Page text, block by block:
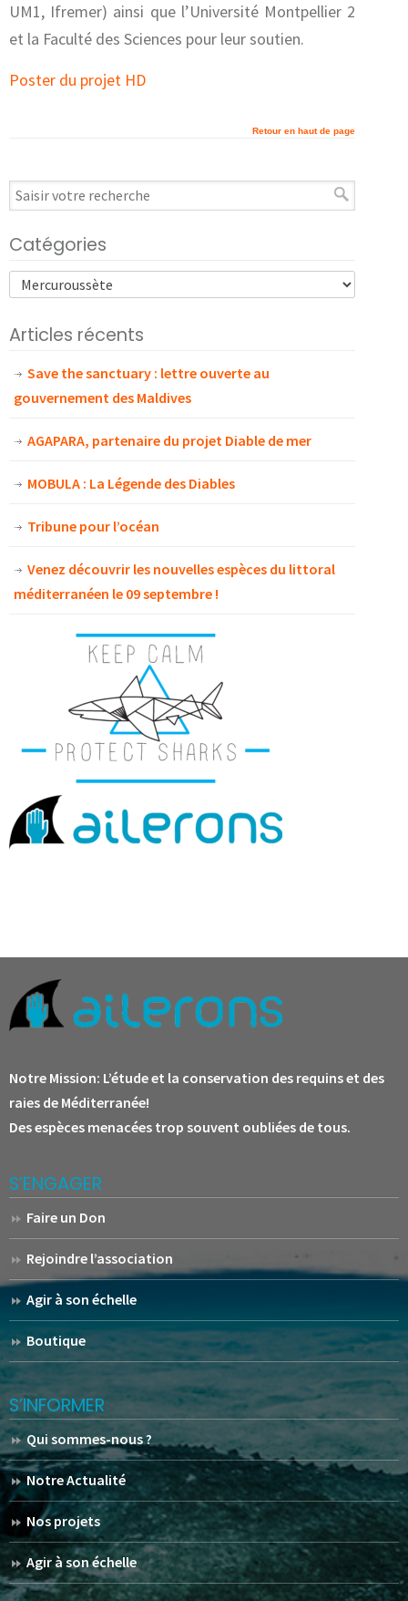
UM1, Ifremer) ainsi que l’Université Montpellier 2
et la Faculté des Sciences pour leur soutien.
Poster du projet HD
Retour en haut de page
Catégories
Articles récents
Save the sanctuary : lettre ouverte au
gouvernement des Maldives
AGAPARA, partenaire du projet Diable de mer
MOBULA : La Légende des Diables
Tribune pour l’océan
Venez découvrir les nouvelles espèces du littoral
méditerranéen le 09 septembre !
Notre Mission: L’étude et la conservation des requins et des
raies de Méditerranée!
Des espèces menacées trop souvent oubliées de tous.
S’ENGAGER
Faire un Don
Rejoindre l’association
Agir à son échelle
Boutique
S’INFORMER
Qui sommes-nous ?
Notre Actualité
Nos projets
Agir à son échelle